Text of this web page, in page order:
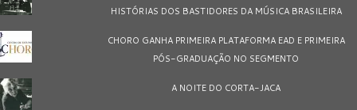
HISTÓRIAS DOS BASTIDORES DA MÚSICA BRASILEIRA
CHORO GANHA PRIMEIRA PLATAFORMA EAD E PRIMEIRA
PÓS-GRADUAÇÃO NO SEGMENTO
A NOITE DO CORTA-JACA